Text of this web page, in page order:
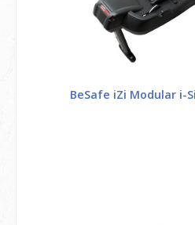
BeSafe iZi Modular i-